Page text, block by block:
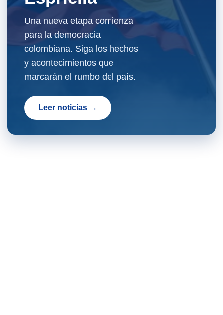
Una nueva etapa comienza
para la democracia
colombiana. Siga los hechos
y acontecimientos que
marcarán el rumbo del país.
Leer noticias →